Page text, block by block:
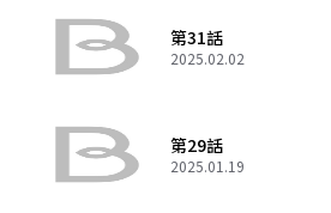
第31話
2025.02.02
第29話
2025.01.19